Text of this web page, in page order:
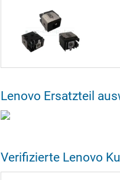
Lenovo Ersatzteil
Verifizierte Lenovo